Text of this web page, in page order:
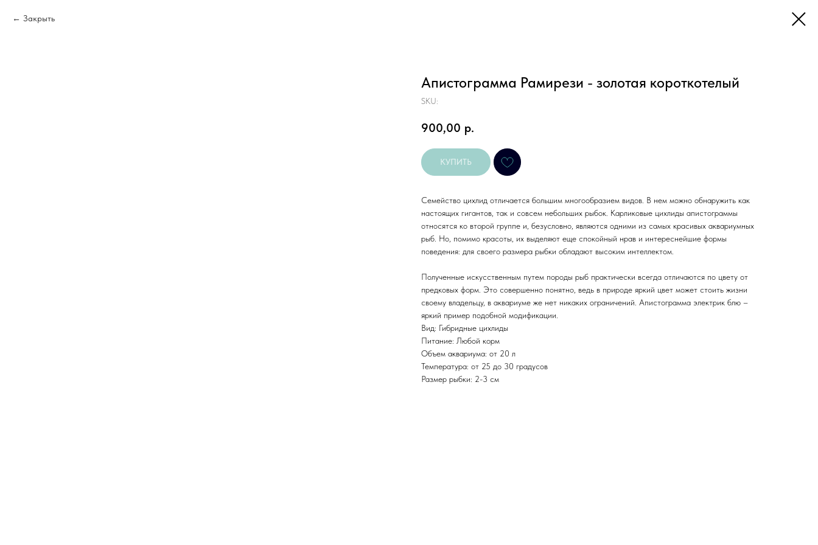
Закрыть
Апистограмма Рамирези - золотая короткотелый
SKU:
900,00 р.
КУПИТЬ
Семейство цихлид отличается большим многообразием видов. В нем можно обнаружить как
настоящих гигантов, так и совсем небольших рыбок. Карликовые цихлиды апистограммы
относятся ко второй группе и, безусловно, являются одними из самых красивых аквариумных
рыб. Но, помимо красоты, их выделяют еще спокойный нрав и интереснейшие формы
поведения: для своего размера рыбки обладают высоким интеллектом.
Полученные искусственным путем породы рыб практически всегда отличаются по цвету от
предковых форм. Это совершенно понятно, ведь в природе яркий цвет может стоить жизни
своему владельцу, в аквариуме же нет никаких ограничений. Апистограмма электрик блю –
яркий пример подобной модификации.
Вид: Гибридные цихлиды
Питание: Любой корм
Объем аквариума: от 20 л
Температура: от 25 до 30 градусов
Размер рыбки: 2-3 см